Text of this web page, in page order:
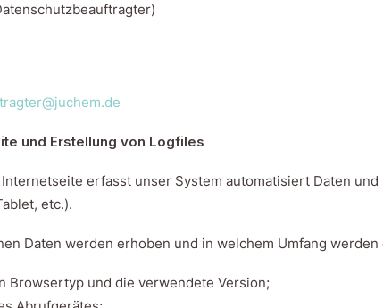
und Erstellung von Logfiles
erfasst unser System automatisiert Daten
etc.).
Daten werden erhoben und in welchem Umfang
Browsertyp und die verwendete Version;